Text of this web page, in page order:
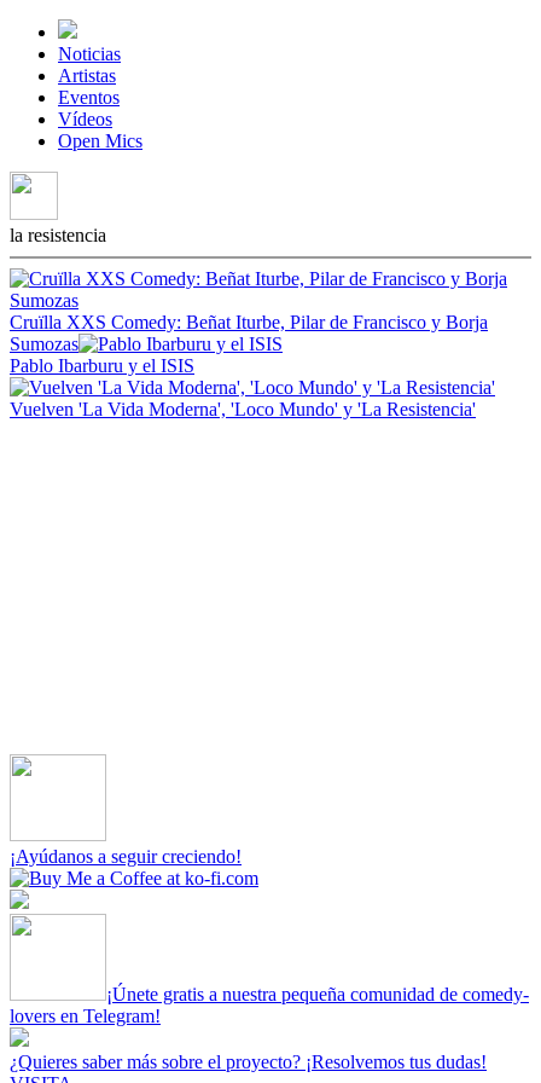
Noticias
Artistas
Eventos
Vídeos
Open Mics
la resistencia
Cruïlla XXS Comedy: Beñat Iturbe, Pilar de Francisco y Borja
Sumozas
Pablo Ibarburu y el ISIS
Vuelven 'La Vida Moderna', 'Loco Mundo' y 'La Resistencia'
¡Ayúdanos a seguir creciendo!
¡Únete gratis a nuestra pequeña comunidad de comedy-
lovers en Telegram!
¿Quieres saber más sobre el proyecto? ¡Resolvemos tus dudas!